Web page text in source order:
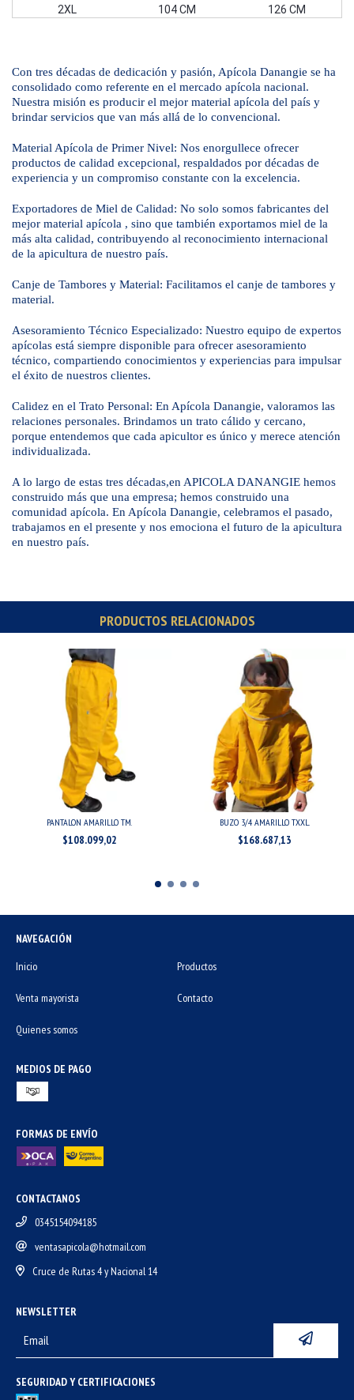
2XL
104 CM 126 CM
Con tres décadas de dedicación y pasión, Apícola Danangie se ha
consolidado como referente en el mercado apícola nacional.
Nuestra misión es producir el mejor material apícola del país y
brindar servicios que van más allá de lo convencional.
Material Apícola de Primer Nivel: Nos enorgullece ofrecer
productos de calidad excepcional, respaldados por décadas de
experiencia y un compromiso constante con la excelencia.
Exportadores de Miel de Calidad: No solo somos fabricantes del
mejor material apícola , sino que también exportamos miel de la
más alta calidad, contribuyendo al reconocimiento internacional
de la apicultura de nuestro país.
Canje de Tambores y Material: Facilitamos el canje de tambores y
material.
Asesoramiento Técnico Especializado: Nuestro equipo de expertos
apícolas está siempre disponible para ofrecer asesoramiento
técnico, compartiendo conocimientos y experiencias para impulsar
el éxito de nuestros clientes.
Calidez en el Trato Personal: En Apícola Danangie, valoramos las
relaciones personales. Brindamos un trato cálido y cercano,
porque entendemos que cada apicultor es único y merece atención
individualizada.
A lo largo de estas tres décadas,en APICOLA DANANGIE hemos
construido más que una empresa; hemos construido una
comunidad apícola. En Apícola Danangie, celebramos el pasado,
trabajamos en el presente y nos emociona el futuro de la apicultura
en nuestro país.
PRODUCTOS RELACIONADOS
PANTALON AMARILLO TM.
$108.099,02
BUZO 3/4 AMARILLO TXXL.
$168.687,13
NAVEGACIÓN
Inicio
Productos
Venta mayorista Contacto
Quienes somos
MEDIOS DE PAGO
FORMAS DE ENVÍO
CONTACTANOS
0345154094185
ventasapicola@hotmail.com
Cruce de Rutas 4 y Nacional 14
NEWSLETTER
SEGURIDAD Y CERTIFICACIONES